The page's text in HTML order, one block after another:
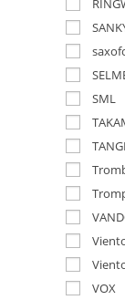
SML
VOX